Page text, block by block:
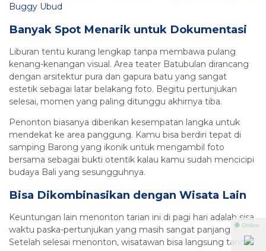
Buggy Ubud
Banyak Spot Menarik untuk Dokumentasi
Liburan tentu kurang lengkap tanpa membawa pulang
kenang-kenangan visual. Area teater Batubulan dirancang
dengan arsitektur pura dan gapura batu yang sangat
estetik sebagai latar belakang foto. Begitu pertunjukan
selesai, momen yang paling ditunggu akhirnya tiba.
Penonton biasanya diberikan kesempatan langka untuk
mendekat ke area panggung. Kamu bisa berdiri tepat di
samping Barong yang ikonik untuk mengambil foto
bersama sebagai bukti otentik kalau kamu sudah mencicipi
budaya Bali yang sesungguhnya.
Bisa Dikombinasikan dengan Wisata Lain
Keuntungan lain menonton tarian ini di pagi hari adalah sisa
waktu paska-pertunjukan yang masih sangat panjang.
Setelah selesai menonton, wisatawan bisa langsung tancap
⚫ Online